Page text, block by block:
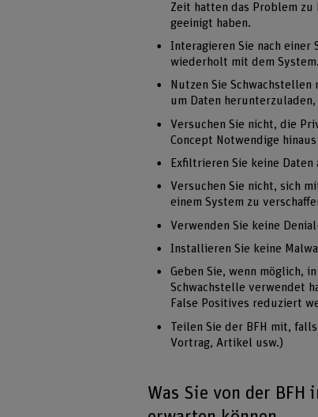
Zeit hatten das Problem
geeinigt haben.
Interagieren Sie nach einer
wiederholt mit dem System.
Nutzen Sie
um Daten
Versuchen Sie nicht, die
Concept Notwendige
Exfiltrieren Sie keine
Versuchen Sie nicht, sich
einem System zu
Verwenden Sie keine
Installieren Sie keine
Geben Sie, wenn möglich,
Schwachstelle verwendet
False Positives reduziert
Teilen Sie der BFH mit,
Vortrag, Artikel usw.)
Was Sie von der BFH